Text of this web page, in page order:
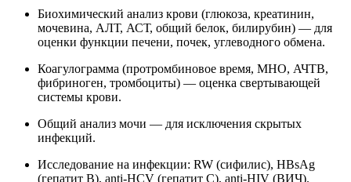
Биохимический анализ крови (глюкоза, креатинин,
мочевина, АЛТ, АСТ, общий белок, билирубин) — для
оценки функции печени, почек, углеводного обмена.
Коагулограмма (протромбиновое время, МНО, АЧТВ,
фибриноген, тромбоциты) — оценка свертывающей
системы крови.
Общий анализ мочи — для исключения скрытых
инфекций.
Исследование на инфекции: RW (сифилис), HBsAg
(гепатит В), anti-HCV (гепатит С), anti-HIV (ВИЧ).